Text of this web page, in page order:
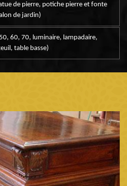
de pierre, potiche pierre et fonte
de jardin)
60, 70, luminaire, lampadaire,
table basse)